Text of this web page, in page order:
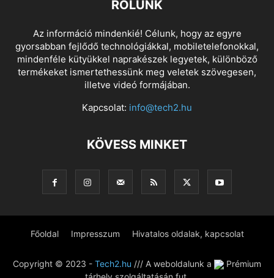
RÓLUNK
Az információ mindenkié! Célunk, hogy az egyre
gyorsabban fejlődő technológiákkal, mobiletelefonokkal,
mindenféle kütyükkel naprakészek legyetek, különböző
termékeket ismertethessünk meg veletek szövegesen,
illetve videó formájában.
Kapcsolat: info@tech2.hu
KÖVESS MINKET
Főoldal Impresszum Hivatalos oldalak, kapcsolat
Copyright © 2023 - Tech2.hu /// A weboldalunk a
Prémium